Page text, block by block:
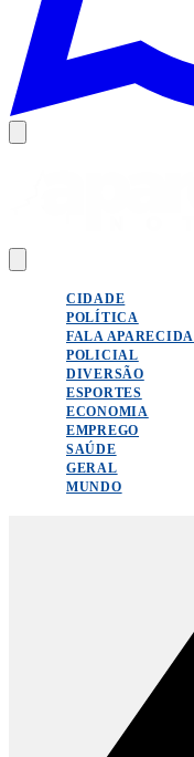
CIDADE
POLÍTICA
FALA APARECIDA
POLICIAL
DIVERSÃO
ESPORTES
ECONOMIA
EMPREGO
SAÚDE
GERAL
MUNDO